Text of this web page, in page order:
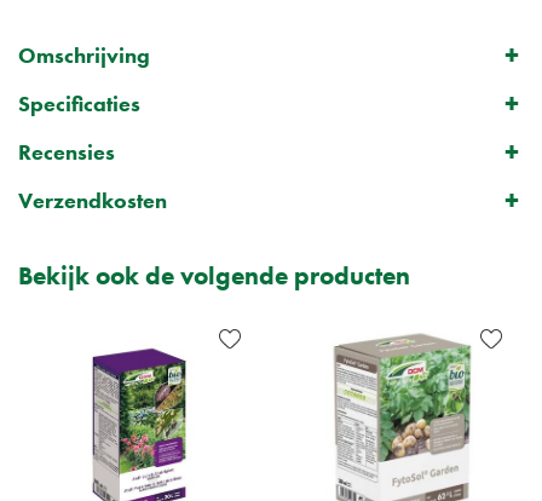
Omschrijving
Specificaties
Recensies
Verzendkosten
Bekijk ook de volgende producten